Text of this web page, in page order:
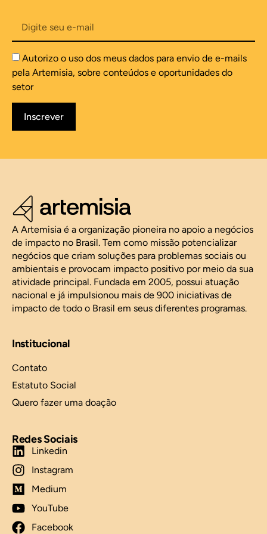
Autorizo o uso dos meus dados para envio de e-mails
pela Artemisia, sobre conteúdos e oportunidades do
setor
Inscrever
A Artemisia é a organização pioneira no apoio a negócios
de impacto no Brasil. Tem como missão potencializar
negócios que criam soluções para problemas sociais ou
ambientais e provocam impacto positivo por meio da sua
atividade principal. Fundada em 2005, possui atuação
nacional e já impulsionou mais de 900 iniciativas de
impacto de todo o Brasil em seus diferentes programas.
Institucional
Contato
Estatuto Social
Quero fazer uma doação
Redes Sociais
Linkedin
Instagram
Medium
YouTube
Facebook